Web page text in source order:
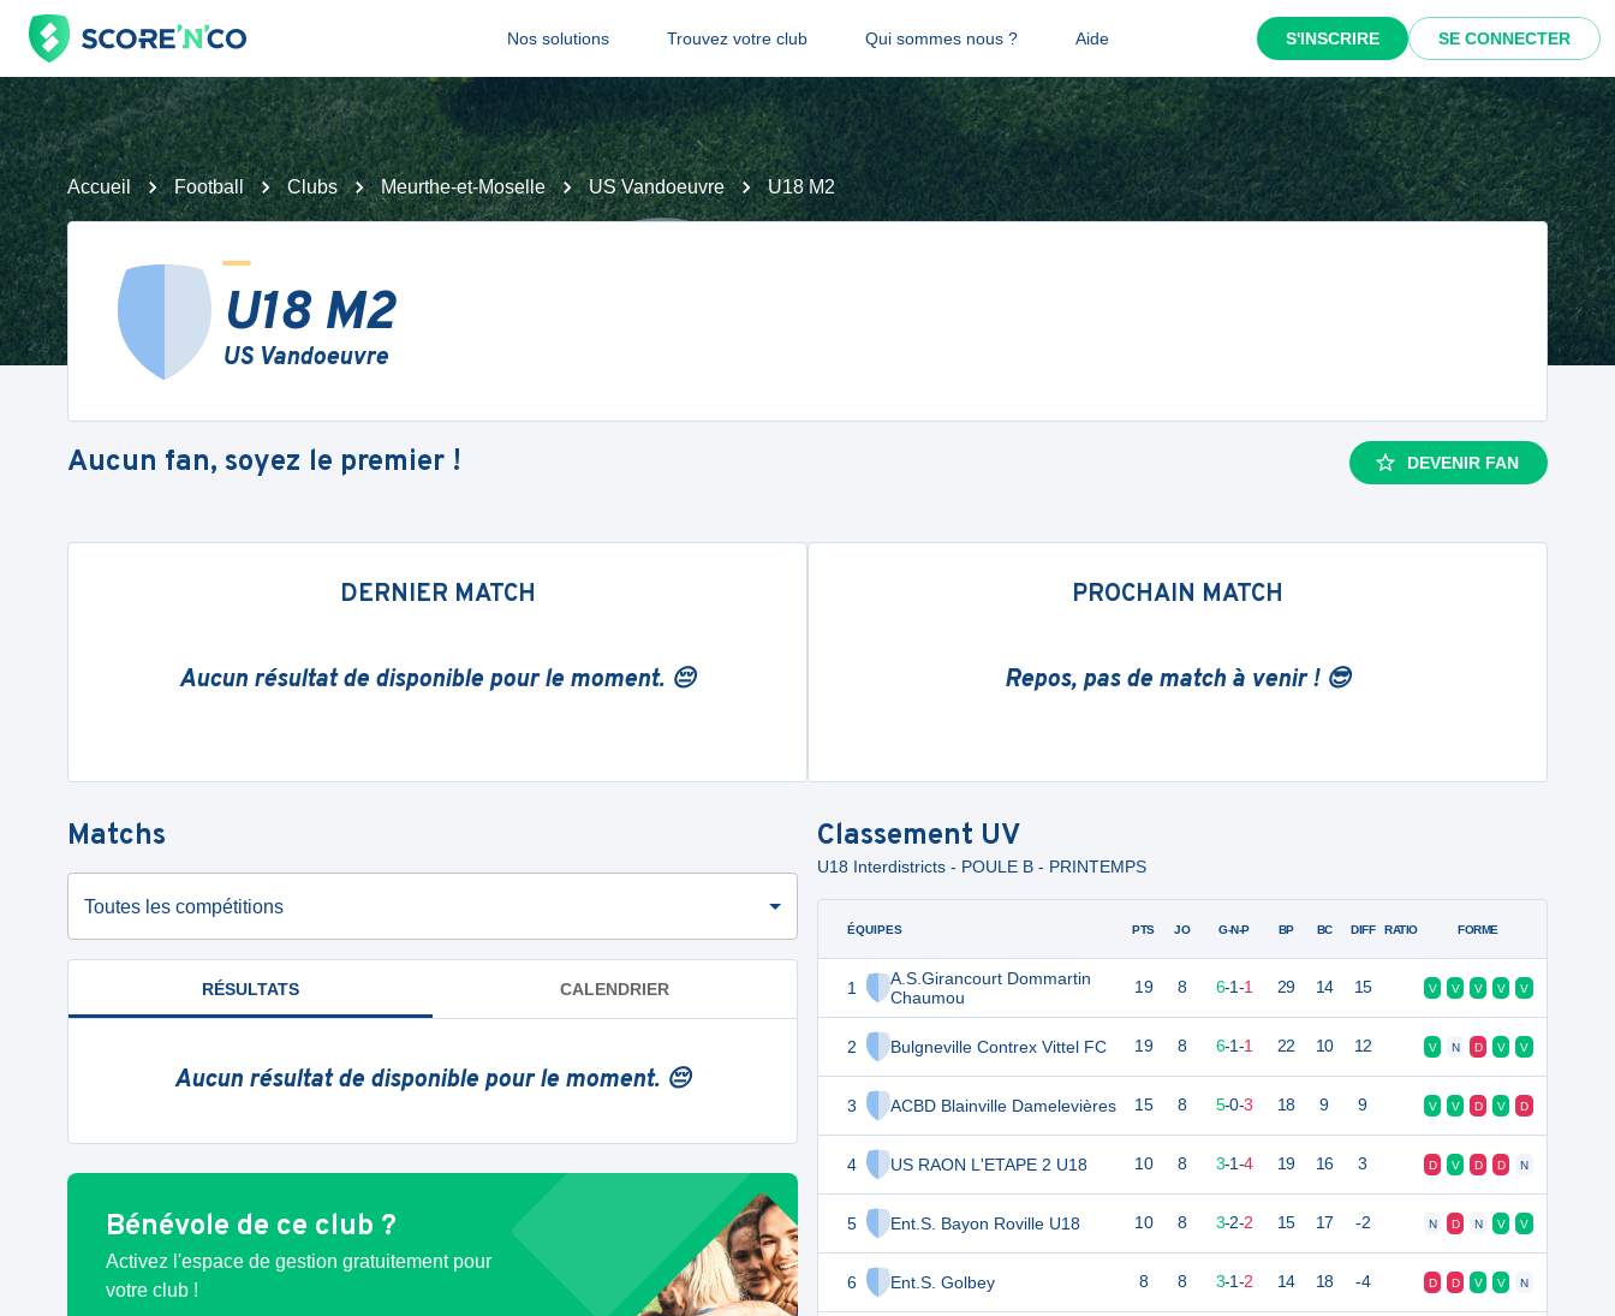
Nos solutions Trouvez votre club Qui sommes nous ? Aide S'INSCRIRE SE CONNECTER
Accueil Football Clubs Meurthe-et-Moselle US Vandoeuvre U18 M2
U18 M2
US Vandoeuvre
Aucun fan, soyez le premier ! DEVENIR FAN
DERNIER MATCH
Aucun résultat de disponible pour le moment. 😔
PROCHAIN MATCH
Repos, pas de match à venir ! 😎
Matchs
Toutes les compétitions
RÉSULTATS CALENDRIER
Aucun résultat de disponible pour le moment. 😔
Bénévole de ce club ?
Activez l'espace de gestion gratuitement pour
votre club !
Classement UV
U18 Interdistricts - POULE B - PRINTEMPS
ÉQUIPES
1
A.S.Girancourt Dommartin
Chaumou
2 Bulgneville Contrex Vittel FC
3 ACBD Blainville Damelevières
4 US RAON L'ETAPE 2 U18
5 Ent.S. Bayon Roville U18
6 Ent.S. Golbey
PTS JO G-N-P BP BC DIFF RATIO FORME
19 8 6-1-1 29 14 15 V V V V V
19 8 6-1-1 22 10 12 V N D V V
15 8 5-0-3 18 9 9 V V D V D
10 8 3-1-4 19 16 3 D V D D N
10 8 3-2-2 15 17 -2 N D N V V
8 8 3-1-2 14 18 -4 D D V V N